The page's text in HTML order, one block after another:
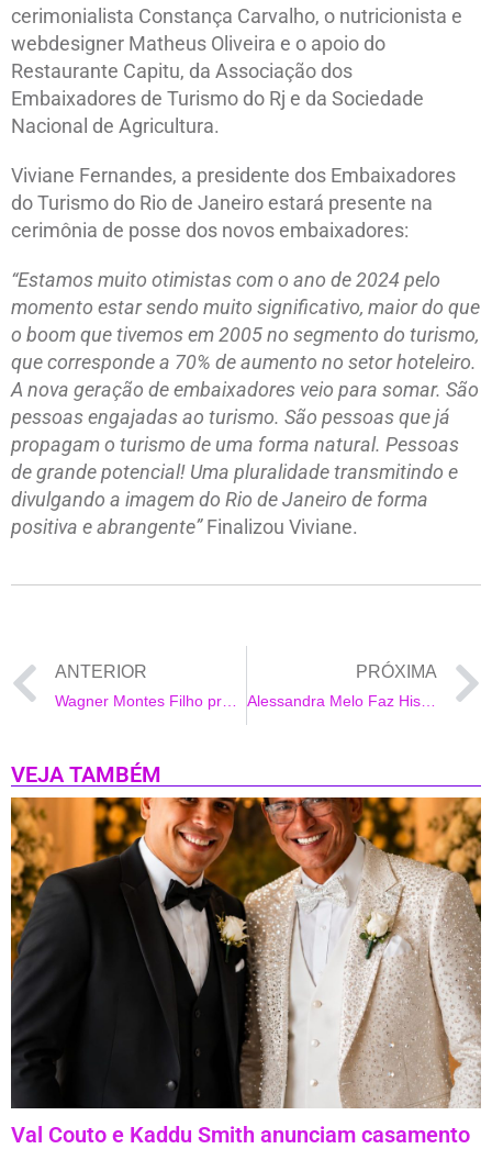
cerimonialista Constança Carvalho, o nutricionista e
webdesigner Matheus Oliveira e o apoio do
Restaurante Capitu, da Associação dos
Embaixadores de Turismo do Rj e da Sociedade
Nacional de Agricultura.
Viviane Fernandes, a presidente dos Embaixadores
do Turismo do Rio de Janeiro estará presente na
cerimônia de posse dos novos embaixadores:
“Estamos muito otimistas com o ano de 2024 pelo
momento estar sendo muito significativo, maior do que
o boom que tivemos em 2005 no segmento do turismo,
que corresponde a 70% de aumento no setor hoteleiro.
A nova geração de embaixadores veio para somar. São
pessoas engajadas ao turismo. São pessoas que já
propagam o turismo de uma forma natural. Pessoas
de grande potencial! Uma pluralidade transmitindo e
divulgando a imagem do Rio de Janeiro de forma
positiva e abrangente”Finalizou Viviane.
ANTERIOR PRÓXIMA
Alessandra Melo Faz História ao Ser a Primeira Mulher a Nadar 60 km de Salvador a Morro de São Paulo
VEJA TAMBÉM
Val Couto e Kaddu Smith anunciam casamento